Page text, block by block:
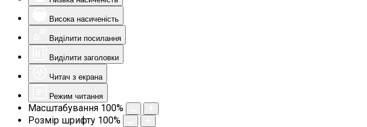
Висока насиченість
Виділити посилання
Виділити заголовки
Читач з екрана
Режим читання
Масштабування 100%
Розмір шрифту 100%